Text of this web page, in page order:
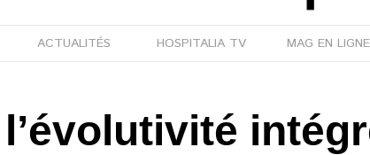
ACTUALITÉS HOSPITALIA TV MAG EN LIGNE
l’évolutivité